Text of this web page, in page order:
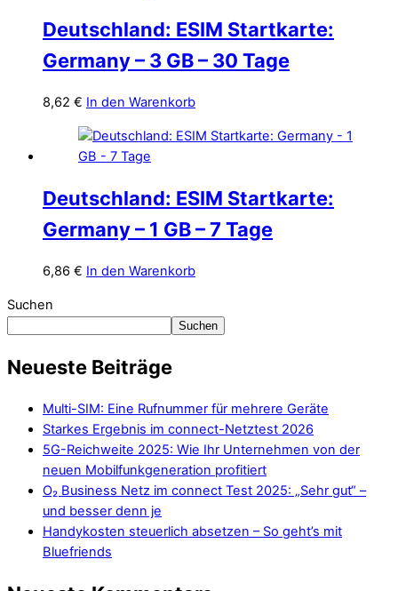
Deutschland: ESIM Startkarte:
Germany – 3 GB – 30 Tage
8,62 € In den Warenkorb
Deutschland: ESIM Startkarte:
Germany – 1 GB – 7 Tage
6,86 € In den Warenkorb
Suchen
Suchen
Neueste Beiträge
Multi-SIM: Eine Rufnummer für mehrere Geräte
Starkes Ergebnis im connect-Netztest 2026
5G-Reichweite 2025: Wie Ihr Unternehmen von der
neuen Mobilfunkgeneration profitiert
O₂ Business Netz im connect Test 2025: „Sehr gut“ –
und besser denn je
Handykosten steuerlich absetzen – So geht’s mit
Bluefriends